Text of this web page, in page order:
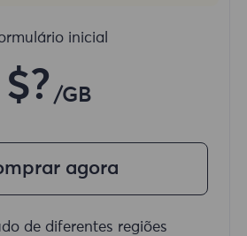
inicial
$? /GB
agora
de diferentes regiões